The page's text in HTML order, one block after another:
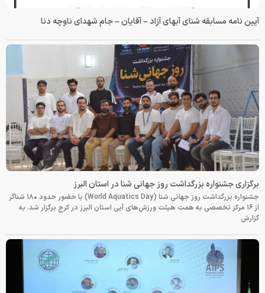
آیین نامه مسابقه شنای آبهای آزاد – آقایان – جام شهدای ناوچه دنا
برگزاری جشنواره بزرگداشت روز جهانی شنا در استان البرز
جشنواره بزرگداشت روز جهانی شنا (World Aquatics Day) با حضور حدود ۱۸۰ شناگر
از ۱۶ مرکز تخصصی به همت هیئت ورزش‌های آبی استان البرز در کرج برگزار شد. به
گزارش